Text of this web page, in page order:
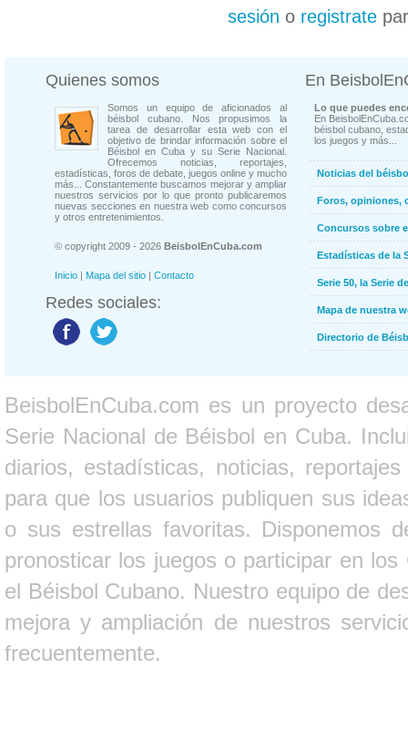
sesión o registrate
Quienes somos
Somos un equipo de aficionados al
béisbol cubano. Nos propusimos la
tarea de desarrollar esta web con el
objetivo de brindar información sobre el
Béisbol en Cuba y su Serie Nacional.
Ofrecemos noticias, reportajes,
estadísticas, foros de debate, juegos online y mucho
más... Constantemente buscamos mejorar y ampliar
nuestros servicios por lo que pronto publicaremos
nuevas secciones en nuestra web como concursos
y otros entretenimientos.
© copyright 2009 - 2026 BeisbolEnCuba.com
Inicio | Mapa del sitio | Contacto
Redes sociales:
En
Lo que puedes
En
béisbol cubano,
los juegos y más...
Noticias del
Foros, opiniones,
Concursos sobre
Estadísticas de la
Serie 50, la Serie
Mapa de nuestra
Directorio de
BeisbolEnCuba.com es un proyecto
Serie Nacional de Béisbol en Cuba.
diarios, estadísticas, noticias,
para que los usuarios publiquen sus
o sus estrellas favoritas. Disponemos
pronosticar los juegos o participar en
el Béisbol Cubano. Nuestro equipo de
mejora y ampliación de nuestros
frecuentemente.